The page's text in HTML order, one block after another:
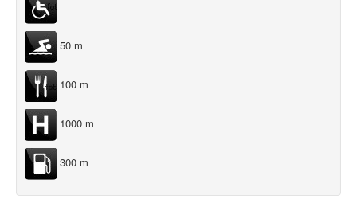
50 m
100 m
1000 m
300 m